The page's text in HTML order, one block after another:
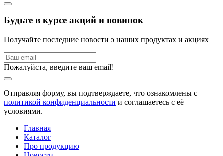
Будьте в курсе акций и новинок
Получайте последние новости о наших продуктах и акциях
Пожалуйста, введите ваш email!
Отправляя форму, вы подтверждаете, что ознакомлены с
политикой конфиденциальности и соглашаетесь с её
условиями.
Главная
Каталог
Про продукцию